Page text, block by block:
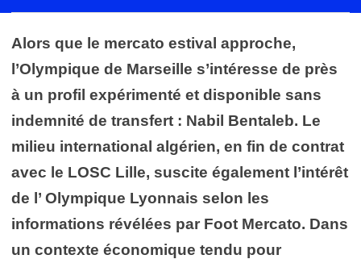
Alors que le mercato estival approche,
l’Olympique de Marseille s’intéresse de près
à un profil expérimenté et disponible sans
indemnité de transfert : Nabil Bentaleb. Le
milieu international algérien, en fin de contrat
avec le LOSC Lille, suscite également l’intérêt
de l’ Olympique Lyonnais selon les
informations révélées par Foot Mercato. Dans
un contexte économique tendu pour